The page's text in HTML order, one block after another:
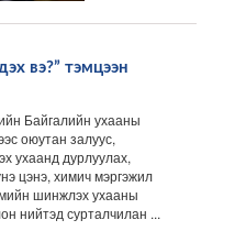
вэ?” тэмцээн
Байгалийн ухааны
оюутан залуус,
ухаанд дурлуулах,
цэнэ, химич мэргэжил
шинжлэх ухааны
нийтэд сурталчилан ...